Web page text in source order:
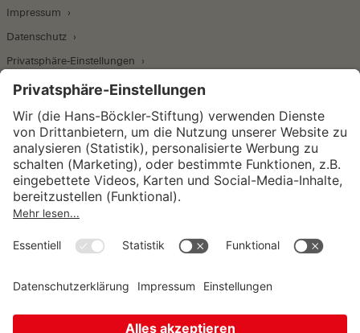
Impressum
Datenschutz
Privatsphäre-Einstellungen
Wirtschafts- und Sozialwissenschaftliches Institut
Institut für Makroökonomie und
Konjunkturforschung
Unternehmensführung